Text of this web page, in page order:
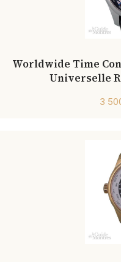
Worldwide Time
Universelle
3